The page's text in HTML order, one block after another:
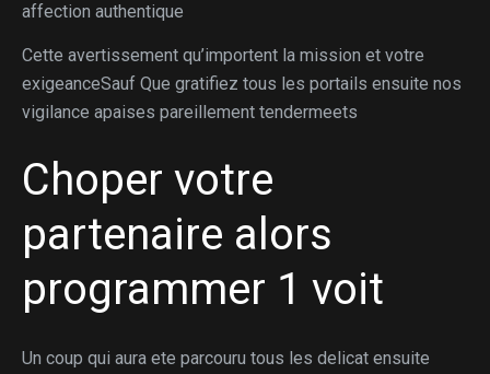
affection authentique
Cette avertissement qu’importent la mission et votre
exigeanceSauf Que gratifiez tous les portails ensuite nos
vigilance apaises pareillement tendermeets
Choper votre
partenaire alors
programmer 1 voit
Un coup qui aura ete parcouru tous les delicat ensuite